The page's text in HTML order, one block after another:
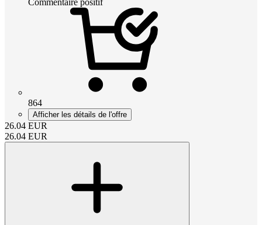
864
Afficher les détails de l'offre
26.04 EUR
26.04 EUR